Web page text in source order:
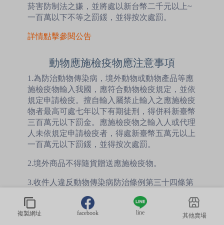
複製網址 facebook line 其他賣場
菸害防制法之嫌，並將處以新台幣二千元以上~
一百萬以下不等之罰鍰，並得按次處罰。
詳情點擊參閱公告
動物應施檢疫物應注意事項
1.為防治動物傳染病，境外動物或動物產品等應
施檢疫物輸入我國，應符合動物檢疫規定，並依
規定申請檢疫。擅自輸入屬禁止輸入之應施檢疫
物者最高可處七年以下有期徒刑，得併科新臺幣
三百萬元以下罰金。應施檢疫物之輸入人或代理
人未依規定申請檢疫者，得處新臺幣五萬元以上
一百萬元以下罰鍰，並得按次處罰。
2.境外商品不得隨貨贈送應施檢疫物。
3.收件人違反動物傳染病防治條例第三十四條第
輸出入動物檢疫機關銷燬者，處新臺幣三萬元以
上十五萬元以下罰鍰。